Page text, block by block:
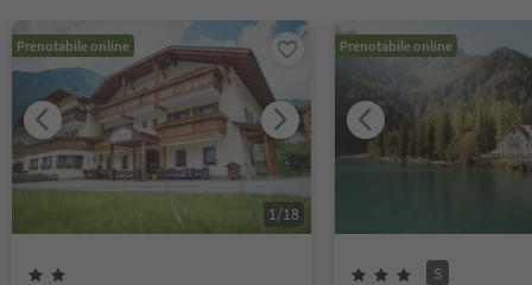
Prenotabile online
1/18
Prenotabile online
S